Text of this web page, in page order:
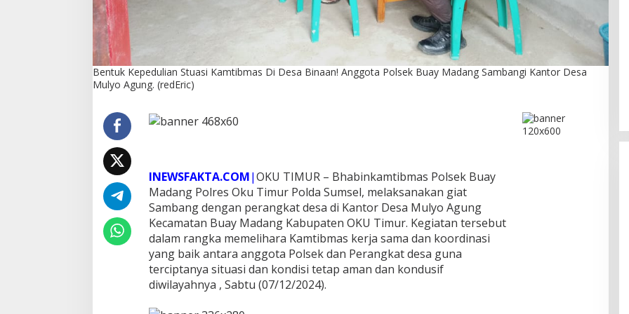
n
!
g
a
P
o
l
s
e
B
u
a
M
Bentuk Kepedulian Stuasi Kamtibmas Di Desa Binaan! Anggota Polsek Buay Madang Sambangi Kantor Desa
Mulyo Agung. (redEric)
INEWSFAKTA.COM|OKU TIMUR – Bhabinkamtibmas Polsek Buay
Madang Polres Oku Timur Polda Sumsel, melaksanakan giat
Sambang dengan perangkat desa di Kantor Desa Mulyo Agung
Kecamatan Buay Madang Kabupaten OKU Timur. Kegiatan tersebut
dalam rangka memelihara Kamtibmas kerja sama dan koordinasi
yang baik antara anggota Polsek dan Perangkat desa guna
terciptanya situasi dan kondisi tetap aman dan kondusif
diwilayahnya , Sabtu (07/12/2024).
DPC PPP Jakarta Utara Gelar
Ta’aruf / Silaturahmi dan
Musancab 13 September 2026